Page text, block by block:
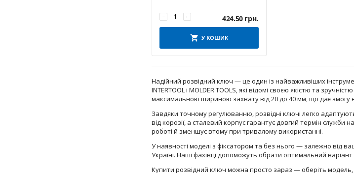
+
− 424.50 грн.
У КОШИК
Надійний розвідний ключ — це один із найважливіших
INTERTOOL і MOLDER TOOLS, які відомі своєю якістю та
максимальною шириною захвату від 20 до 40 мм, що дає
Завдяки точному регулюванню, розвідні ключі легко
від корозії, а сталевий корпус гарантує довгий термін служби
роботі й зменшує втому при тривалому використанні.
У наявності моделі з фіксатором та без нього — залежно від
Україні. Наші фахівці допоможуть обрати оптимальний
Купити розвідний ключ можна просто зараз — оберіть модель,